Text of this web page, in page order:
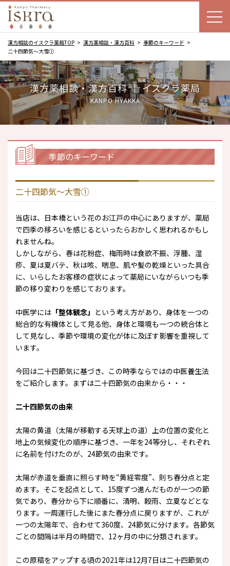
漢方相談のイスクラ薬局TOP 漢方薬相談・漢方百科
季節のキーワード
二十四節気～大雪①
漢方薬相談・漢方百科 ｜ イスクラ薬局
KANPO HYAKKA
季節のキーワード
二十四節気～大雪①
当店は、日本橋という花のお江戸の中心にありますが、薬局
で四季の移ろいを感じるといったらおかしく思われるかもし
れませんね。
しかしながら、春は花粉症、梅雨時は食欲不振、浮腫、湿
疹、夏は夏バテ、秋は咳、喘息、肌や髪の乾燥といった具合
に、いらしたお客様の症状によって薬局にいながらいつも季
節の移り変わりを感じております。
中医学には 「整体観念」 という考え方があり、身体を一つの
総合的な有機体として見る他、身体と環境も一つの統合体と
して見なし、季節や環境の変化が体に及ぼす影響を重視して
います。
今回は二十四節気に基づき、この時季ならではの中医養生法
をご紹介します。まずは二十四節気の由来から・・・
二十四節気の由来
太陽の黄道（太陽が移動する天球上の道）上の位置の変化と
地上の気候変化の順序に基づき、一年を24等分し、それぞれ
に名前を付けたのが、24節気の由来です。
太陽が赤道を垂直に照らす時を“黄経零度”、則ち春分点と定
めます。そこを起点として、15度ずつ進んだものが一つの節
気であり、春分から下に順番に、清明、穀雨、立夏などとな
ります。一周運行した後にまた春分点に戻りますが、これが
一つの太陽年で、合わせて360度、24節気に分けます。各節気
ごとの間隔は半月の時間で、12ヶ月の中に分類されます。
この原稿をアップする頃の2021年は12月7日は二十四節気の